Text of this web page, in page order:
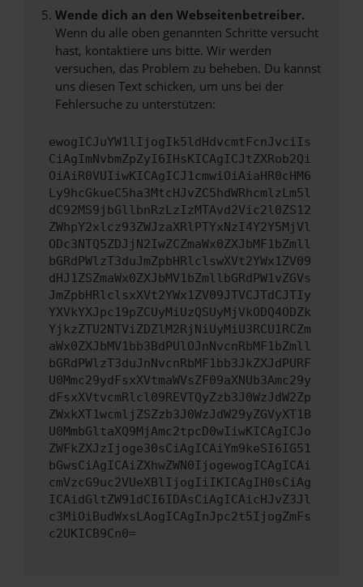
Wende dich an den Webseitenbetreiber.
Wenn du alle oben genannten Schritte versucht
hast, kontaktiere uns bitte. Wir werden
versuchen, das Problem zu beheben. Du kannst
uns diesen Text schicken, um uns bei der
Fehlersuche zu unterstützen:
ewogICJuYW1lIjogIk5ldHdvcmtFcnJvciIs
CiAgImNvbmZpZyI6IHsKICAgICJtZXRob2Qi
OiAiR0VUIiwKICAgICJ1cmwiOiAiaHR0cHM6
Ly9hcGkueC5ha3MtcHJvZC5hdWRhcmlzLm5l
dC92MS9jbGllbnRzLzIzMTAvd2Vic2l0ZS12
ZWhpY2xlcz93ZWJzaXRlPTYxNzI4Y2Y5MjVl
ODc3NTQ5ZDJjN2IwZCZmaWx0ZXJbMF1bZmll
bGRdPWlzT3duJmZpbHRlclswXVt2YWx1ZV09
dHJ1ZSZmaWx0ZXJbMV1bZmllbGRdPW1vZGVs
JmZpbHRlclsxXVt2YWx1ZV09JTVCJTdCJTIy
YXVkYXJpc19pZCUyMiUzQSUyMjVkODQ4ODZk
YjkzZTU2NTViZDZlM2RjNiUyMiU3RCU1RCZm
aWx0ZXJbMV1bb3BdPUlOJnNvcnRbMF1bZmll
bGRdPWlzT3duJnNvcnRbMF1bb3JkZXJdPURF
U0Mmc29ydFsxXVtmaWVsZF09aXNUb3Amc29y
dFsxXVtvcmRlcl09REVTQyZzb3J0WzJdW2Zp
ZWxkXT1wcmljZSZzb3J0WzJdW29yZGVyXT1B
U0MmbGltaXQ9MjAmc2tpcD0wIiwKICAgICJo
ZWFkZXJzIjoge30sCiAgICAiYm9keSI6IG51
bGwsCiAgICAiZXhwZWN0IjogewogICAgICAi
cmVzcG9uc2VUeXBlIjogIiIKICAgIH0sCiAg
ICAidGltZW91dCI6IDAsCiAgICAicHJvZ3Jl
c3MiOiBudWxsLAogICAgInJpc2t5IjogZmFs
c2UKICB9Cn0=